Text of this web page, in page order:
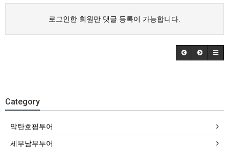
로그인한 회원만 댓글 등록이 가능합니다.
Category
막탄호핑투어
세부남부투어